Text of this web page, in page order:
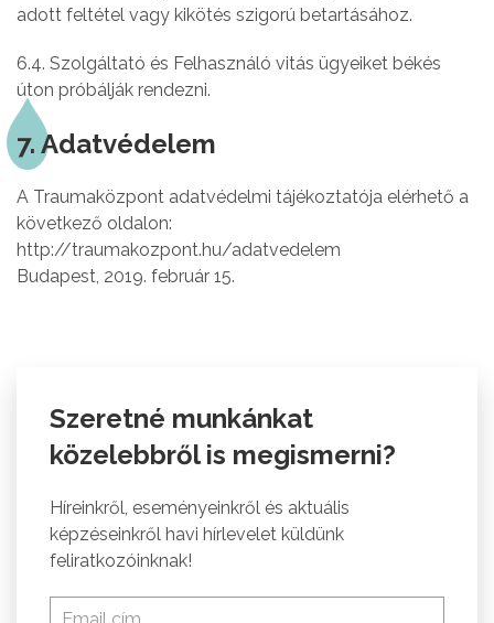
adott feltétel vagy kikötés szigorú betartásához.
6.4. Szolgáltató és Felhasználó vitás ügyeiket békés
úton próbálják rendezni.
7. Adatvédelem
A Traumaközpont adatvédelmi tájékoztatója elérhető a
következő oldalon:
http://traumakozpont.hu/adatvedelem
Budapest, 2019. február 15.
Szeretné munkánkat
közelebbről is megismerni?
Híreinkről, eseményeinkről és aktuális
képzéseinkről havi hírlevelet küldünk
feliratkozóinknak!